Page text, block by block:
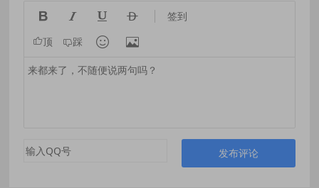
    签到
顶 踩  
发布评论